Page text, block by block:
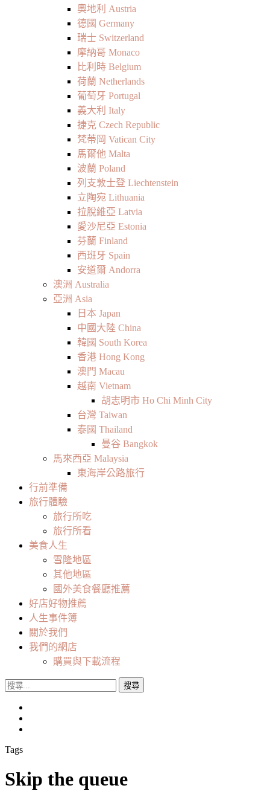
奧地利 Austria
德國 Germany
瑞士 Switzerland
摩納哥 Monaco
比利時 Belgium
荷蘭 Netherlands
葡萄牙 Portugal
義大利 Italy
捷克 Czech Republic
梵蒂岡 Vatican City
馬爾他 Malta
波蘭 Poland
列支敦士登 Liechtenstein
立陶宛 Lithuania
拉脫維亞 Latvia
愛沙尼亞 Estonia
芬蘭 Finland
西班牙 Spain
安道爾 Andorra
澳洲 Australia
亞洲 Asia
日本 Japan
中國大陸 China
韓國 South Korea
香港 Hong Kong
澳門 Macau
越南 Vietnam
胡志明市 Ho Chi Minh City
台灣 Taiwan
泰國 Thailand
曼谷 Bangkok
馬來西亞 Malaysia
東海岸公路旅行
行前準備
旅行體驗
旅行所吃
旅行所看
美食人生
雪隆地區
其他地區
國外美食餐廳推薦
好店好物推薦
人生事件簿
關於我們
我們的網店
購買與下載流程
搜
Tags
Skip the queue